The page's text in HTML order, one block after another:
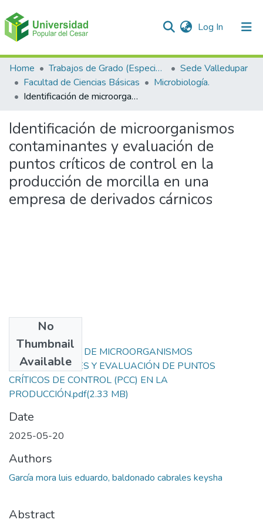
Log In (current)
Communities & Collections
All of DSpace
Home Trabajos de Grado (Especializaciones y Pregrados)
Sede Valledupar
Facultad de Ciencias Básicas
Microbiología.
Identificación de microorganismos contaminantes y evaluación de puntos críticos de control en la producción de morcilla en una empresa de derivados cárnicos
Identificación de microorganismos
contaminantes y evaluación de
puntos críticos de control en la
producción de morcilla en una
empresa de derivados cárnicos
No
Thumbnail
Available
IDENTIFICACIÓN DE MICROORGANISMOS
CONTAMINANTES Y EVALUACIÓN DE PUNTOS
CRÍTICOS DE CONTROL (PCC) EN LA
PRODUCCIÓN.pdf(2.33 MB)
Date
2025-05-20
Authors
García mora luis eduardo, baldonado cabrales keysha
Abstract